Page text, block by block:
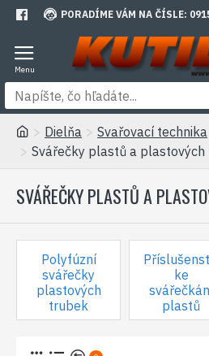
PORADÍME VÁM NA ČÍSLE:
Dielňa Svařovací technika
Svářečky plastů a
SVÁŘEČKY PLASTŮ A
Polyfúzní
svářečky
plastových
trubek
ke
plastů